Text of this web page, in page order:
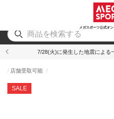
メガスポーツ公式オ
アウトドア
7/28(火)に発生した地震による
SALE
店舗受取可能